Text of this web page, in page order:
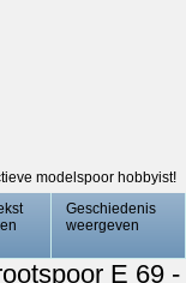
modelspoor hobbyist!
Geschiedenis
weergeven
E 69